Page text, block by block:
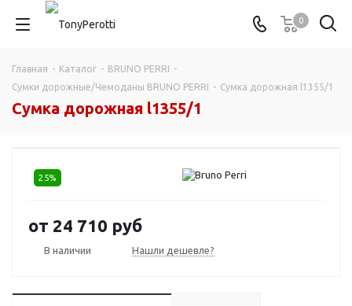
0
Главная - Каталог - BRUNO PERRI -
Сумки дорожные/Чемоданы BRUNO PERRI - Сумка дорожная l1355/1
Сумка дорожная l1355/1
25%
от 24 710 руб
В наличии Нашли дешевле?